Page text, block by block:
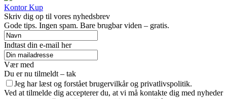
Kontor Kup
Skriv dig op til vores nyhedsbrev
Gode tips. Ingen spam. Bare brugbar viden – gratis.
Indtast din e-mail her
Vær med
Du er nu tilmeldt – tak
Jeg har læst og forstået brugervilkår og privatlivspolitik.
Ved at tilmelde dig accepterer du, at vi må kontakte dig med nyheder